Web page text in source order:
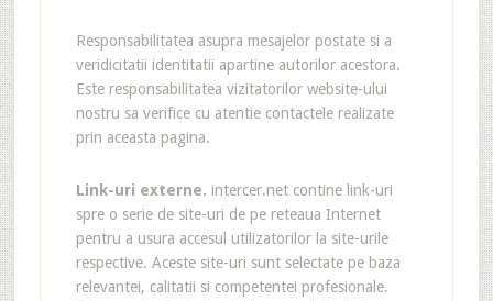
Responsabilitatea asupra mesajelor postate si a
veridicitatii identitatii apartine autorilor acestora.
Este responsabilitatea vizitatorilor website-ului
nostru sa verifice cu atentie contactele realizate
prin aceasta pagina.
Link-uri externe. intercer.net contine link-uri
spre o serie de site-uri de pe reteaua Internet
pentru a usura accesul utilizatorilor la site-urile
respective. Aceste site-uri sunt selectate pe baza
relevantei, calitatii si competentei profesionale.